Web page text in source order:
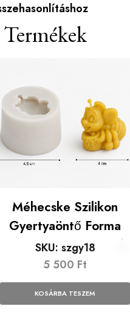
Méhecske Szilikon
Gyertyaöntő Forma
SKU: szgy18
5 500 Ft
KOSÁRBA TESZEM